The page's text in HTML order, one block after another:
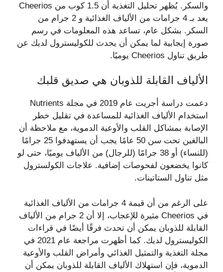
والسكر. يُظهر تحليل التغذية أن 1.5 كوب من Cheerios
يعد بـ 4 جرامات من الألياف الغذائية و 2 جرام من
السكر. بشكل عام، تساعد هذه المعلومات في رسم
صورة إيجابية لما يمكن أن يحدث للكوليسترول لديك عن
طريق تناول Cheerios يوميًا.
الألياف القابلة للذوبان هي صديق قلبك
دعمت دراسة أجريت عام 2019 في مجلة Nutrients
استخدام الألياف الغذائية للمساعدة في تقليل خطر
الإصابة بمشاكل القلب والأوعية الدموية، مع ملاحظة أن
البالغين تحت سن 50 عامًا يجب أن يستهدفوا 25 جرامًا
(للنساء) أو 38 جرامًا (للرجال) من الألياف يوميًا، حتى لو
كانوا يخضعون لفحوصات إضافية. علاجات الكولسترول
مثل تناول الستاتينات.
على الرغم من أن قيمة 4 جرامات من الألياف الغذائية
في Cheerios مثيرة للإعجاب، إلا أن 2 جرام من الألياف
القابلة للذوبان يمكن أن تحدث فرقًا أيضًا في قراءات
الكوليسترول لديك. كما أظهرت مراجعة عام 2021 في
مجلة التغذية والتمثيل الغذائي وأمراض القلب والأوعية
الدموية، فإن استهلاك الألياف القابلة للذوبان يمكن أن